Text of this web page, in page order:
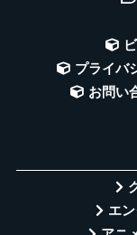
プライバ
お問い
エ